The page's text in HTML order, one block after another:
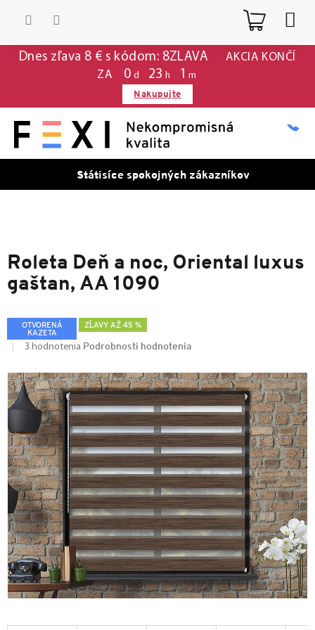
Dnes zľava 8 € s kódom: 8ZLAVA
AKCIA KONČÍ
ZA
0 d 23 h 1 m
Nakupujte
Státisíce spokojných zákazníkov
Roleta Deň a noc, Oriental luxus
gaštan, AA 1090
OTVORENÁ
KAZETA
ZĽAVY AŽ 45 %
3 hodnotenia Podrobnosti hodnotenia